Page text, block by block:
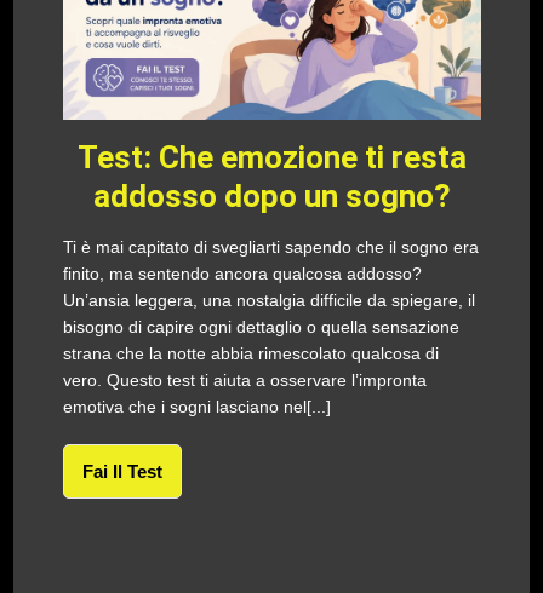
Test: Che emozione ti resta
addosso dopo un sogno?
Ti è mai capitato di svegliarti sapendo che il sogno era
finito, ma sentendo ancora qualcosa addosso?
Un’ansia leggera, una nostalgia difficile da spiegare, il
bisogno di capire ogni dettaglio o quella sensazione
strana che la notte abbia rimescolato qualcosa di
vero. Questo test ti aiuta a osservare l’impronta
emotiva che i sogni lasciano nel[...]
Fai Il Test